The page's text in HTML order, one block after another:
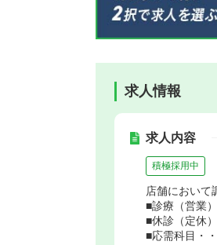
求人情報
求人内容
積極採用中
店舗において
■診療（営業
■休診（定休
■応需科目・